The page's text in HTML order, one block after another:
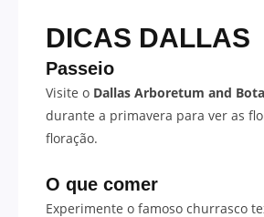
DICAS DALLAS
Passeio
Visite o Dallas Arboretum and
durante a primavera para ver as
floração.
O que comer
Experimente o famoso churrasco